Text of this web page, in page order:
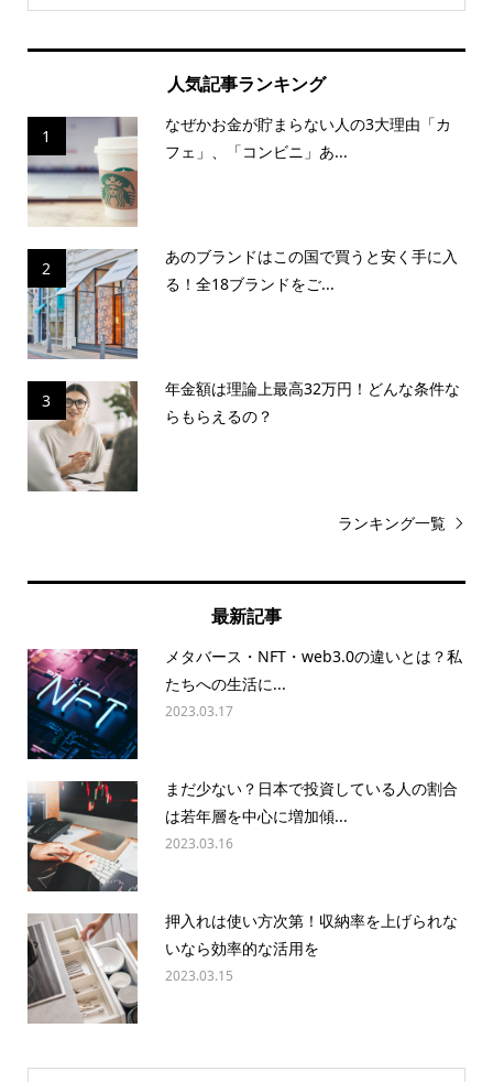
人気記事ランキング
1
なぜかお金が貯まらない人の3大理由「カ
フェ」、「コンビニ」あ...
2
あのブランドはこの国で買うと安く手に入
る！全18ブランドをご...
3
年金額は理論上最高32万円！どんな条件な
らもらえるの？
ランキング一覧
最新記事
メタバース・NFT・web3.0の違いとは？私
たちへの生活に...
2023.03.17
まだ少ない？日本で投資している人の割合
は若年層を中心に増加傾...
2023.03.16
押入れは使い方次第！収納率を上げられな
いなら効率的な活用を
2023.03.15